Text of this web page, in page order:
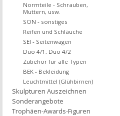
Normteile - Schrauben,
Muttern, usw.
SON - sonstiges
Reifen und Schläuche
SEI - Seitenwagen
Duo 4/1, Duo 4/2
Zubehör für alle Typen
BEK - Bekleidung
Leuchtmittel (Glühbirnen)
Skulpturen Auszeichnen
Sonderangebote
Trophäen-Awards-Figuren